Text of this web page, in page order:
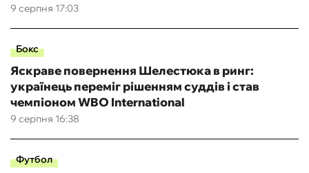
9 серпня 17:03
Бокс
9 серпня 16:38
Яскраве повернення Шелестюка в ринг:
українець переміг рішенням суддів і став
чемпіоном WBO International
Футбол